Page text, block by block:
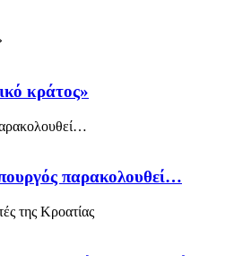
κράτος»
παρακολουθεί…